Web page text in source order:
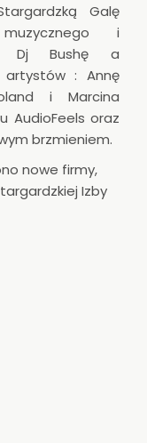
Galę
i
Dj Bushę a
artystów : Annę
i Marcina
AudioFeels oraz
brzmieniem.
nowe firmy,
Izby